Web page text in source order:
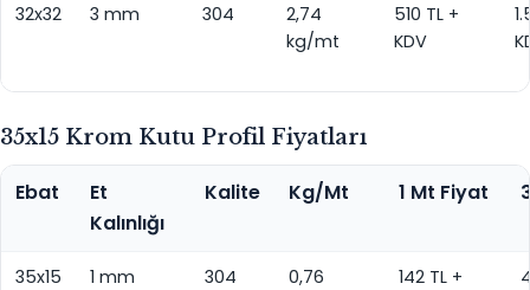
32x32 3 mm 304
2,74
kg/mt
510 TL +
KDV
35x15 Krom Kutu Profil Fiyatları
Ebat
Et
Kalınlığı
Kalite Kg/Mt 1 Mt Fiyat
35x15 1 mm 304
0,76
142 TL +